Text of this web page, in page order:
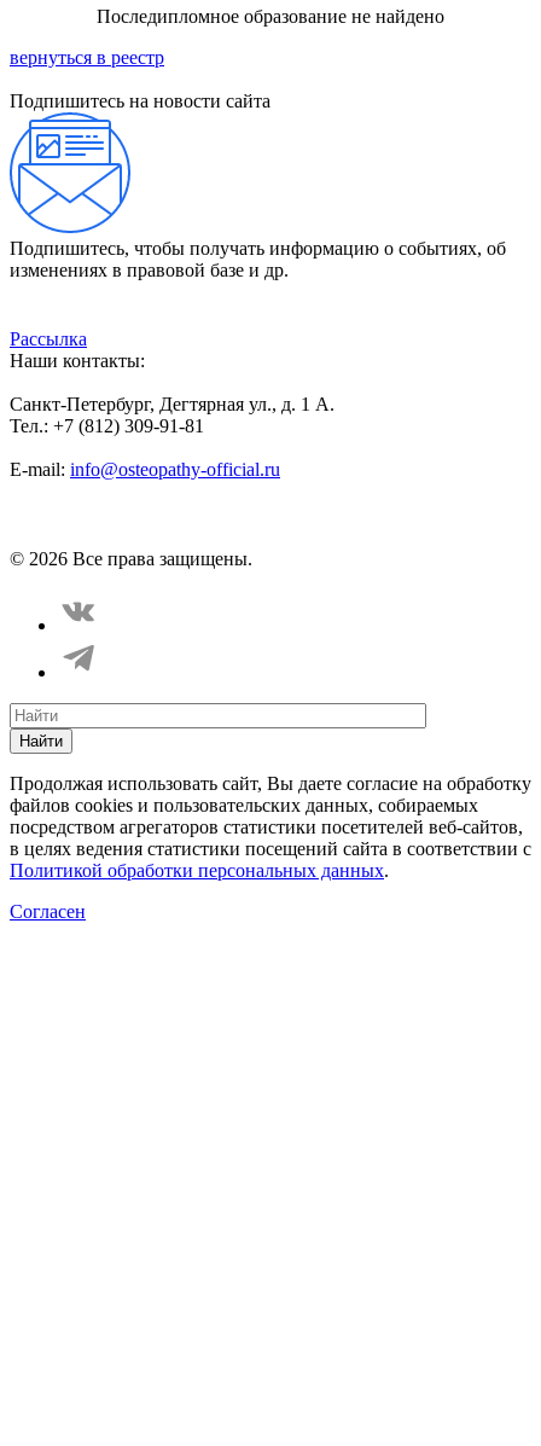
Последипломное образование не найдено
вернуться в реестр
Подпишитесь на новости сайта
Подпишитесь, чтобы получать информацию о событиях, об
изменениях в правовой базе и др.
Рассылка
Наши контакты:
Санкт-Петербург, Дегтярная ул., д. 1 А.
Тел.: +7 (812) 309-91-81
E-mail: info@osteopathy-official.ru
© 2026 Все права защищены.
Найти
Продолжая использовать сайт, Вы даете согласие на обработку
файлов cookies и пользовательских данных, собираемых
посредством агрегаторов статистики посетителей веб-сайтов,
в целях ведения статистики посещений сайта в соответствии с
Политикой обработки персональных данных.
Согласен